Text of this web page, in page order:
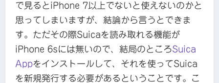
で見るとiPhone 7以上でないと使えないのかと
思ってしまいますが、結論から言うとできま
す。ただその際Suicaを読み取れる機能が
iPhone 6sには無いので、結局のところSuica
Appをインストールして、それを使ってSuica
を新規発行する必要があるということです。こ